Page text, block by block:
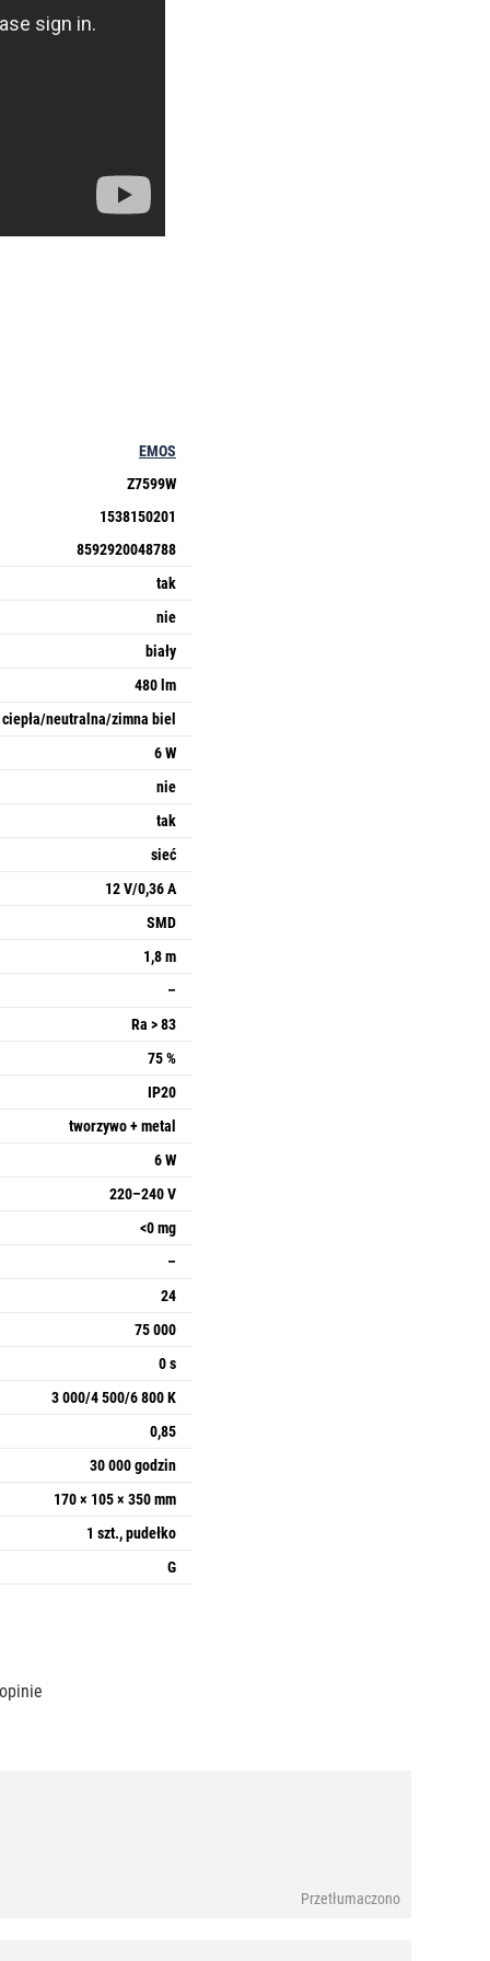
EMOS
Z7599W
1538150201
8592920048788
tak
nie
biały
480 lm
ciepła/neutralna/zimna biel
6 W
nie
tak
sieć
12 V/0,36 A
SMD
1,8 m
–
Ra > 83
75 %
IP20
tworzywo + metal
6 W
220–240 V
<0 mg
–
24
75 000
0 s
3 000/4 500/6 800 K
0,85
30 000 godzin
170 × 105 × 350 mm
1 szt., pudełko
G
Przetłumaczono